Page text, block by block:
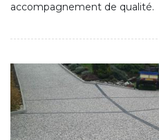
accompagnement de qualité.